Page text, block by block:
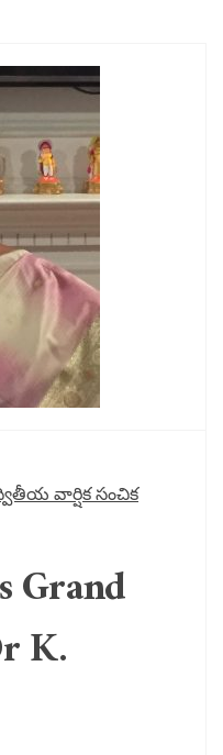
వార్షిక సంచిక
Grand
K.